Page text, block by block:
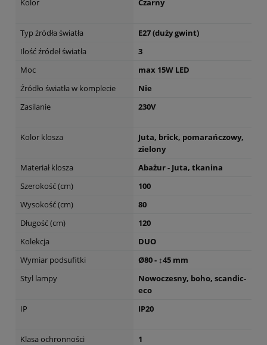
Kolor Czarny
Typ źródła światła
E27 (duży gwint)
Ilość źródeł światła
3
Moc
max 15W LED
Źródło światła w komplecie
Nie
Zasilanie
230V
Kolor klosza
Juta, brick, pomarańczowy,
zielony
Materiał klosza
Abażur - Juta, tkanina
Szerokość (cm)
100
Wysokość (cm)
80
Długość (cm)
120
Kolekcja
DUO
Wymiar podsufitki
Ø80 - ↕45 mm
Styl lampy
Nowoczesny, boho, scandic-
eco
IP
IP20
Klasa ochronności
1